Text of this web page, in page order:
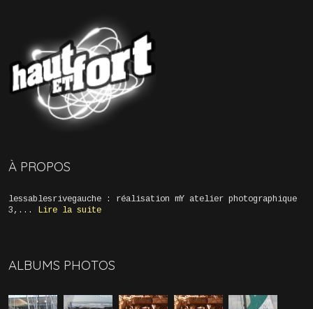
À PROPOS
lessablesrivegauche : réalisation mY atelier photographique
3,...
Lire la suite
ALBUMS PHOTOS